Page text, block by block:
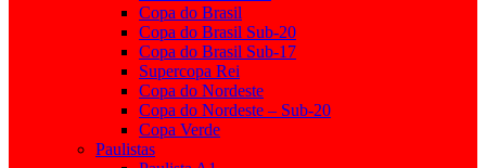
Copa do Brasil
Copa do Brasil Sub-20
Copa do Brasil Sub-17
Supercopa Rei
Copa do Nordeste
Copa do Nordeste – Sub-20
Copa Verde
Paulistas